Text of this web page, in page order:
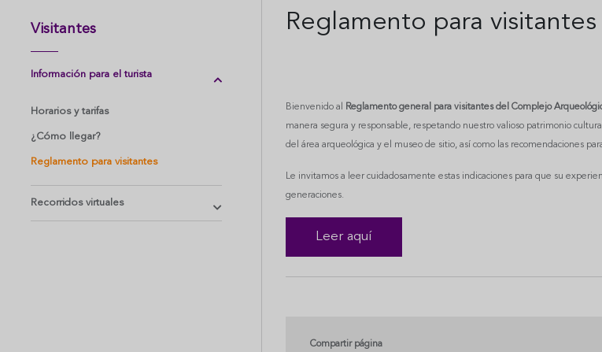
Visitantes
Información para el turista
Horarios y tarifas
¿Cómo llegar?
Reglamento para visitantes
Recorridos virtuales
Reglamento para visitantes
Bienvenido al Reglamento general para visitantes del Complejo
manera segura y responsable, respetando nuestro valioso patrimonio
del área arqueológica y el museo de sitio, así como las recomendaciones
Le invitamos a leer cuidadosamente estas indicaciones para que su
generaciones.
Leer aquí
Compartir página